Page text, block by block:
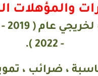
والمؤهلات
- 2022 ).
، ضرائب ،